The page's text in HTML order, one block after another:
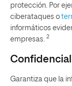
protección. Por
ciberataques o
informáticos
empresas.
2
Garantiza que la